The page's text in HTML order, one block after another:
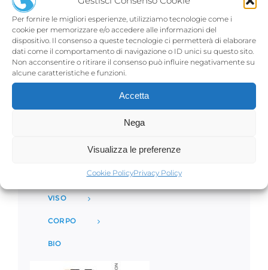
Per fornire le migliori esperienze, utilizziamo tecnologie come i
cookie per memorizzare e/o accedere alle informazioni del
dispositivo. Il consenso a queste tecnologie ci permetterà di elaborare
dati come il comportamento di navigazione o ID unici su questo sito.
Non acconsentire o ritirare il consenso può influire negativamente su
alcune caratteristiche e funzioni.
Accetta
Nega
Visualizza le preferenze
Cookie PolicyPrivacy Policy
Aggiungi al carrello Dettagli
VISO
CORPO
BIO